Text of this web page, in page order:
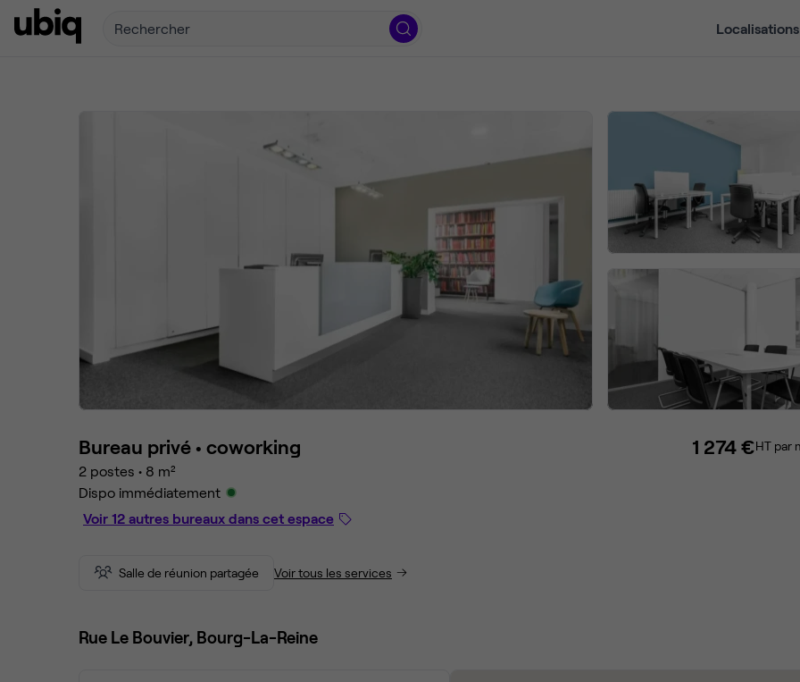
Rechercher Localisations
Bureau privé • coworking
2 postes • 8 m²
Dispo immédiatement
Voir 12 autres bureaux dans cet espace
1 274 €HT par
Salle de réunion partagée Voir tous les services
Rue Le Bouvier, Bourg-La-Reine